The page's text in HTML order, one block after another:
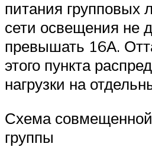
питания групповых
сети освещения не
превышать 16А.
этого пункта
нагрузки на
Схема совмещенной
группы